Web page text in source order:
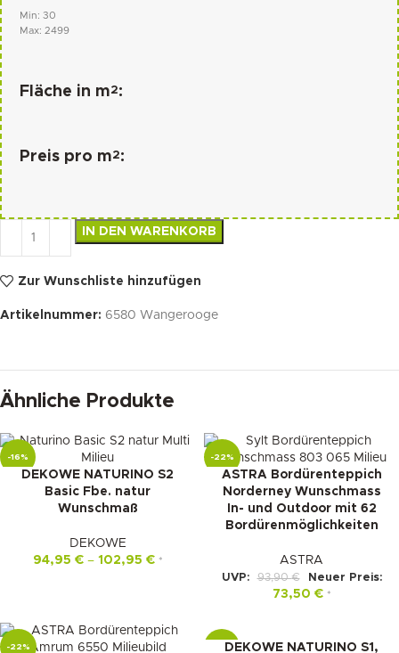
Min: 30
Max: 2499
Fläche in m2:
Preis pro m2:
IN DEN WARENKORB
Zur Wunschliste hinzufügen
Artikelnummer: 6580 Wangerooge
Ähnliche Produkte
-16%
DEKOWE NATURINO S2
Basic Fbe. natur
Wunschmaß
DEKOWE
94,95 €– 102,95 € *
-22%
ASTRA Bordürenteppich
Norderney Wunschmass
In- und Outdoor mit 62
Bordürenmöglichkeiten
ASTRA
UVP: 93,90€ Neuer Preis:
73,50 € *
-22% -15%DEKOWE NATURINO S1,